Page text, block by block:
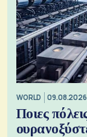
WORLD
Ποιες